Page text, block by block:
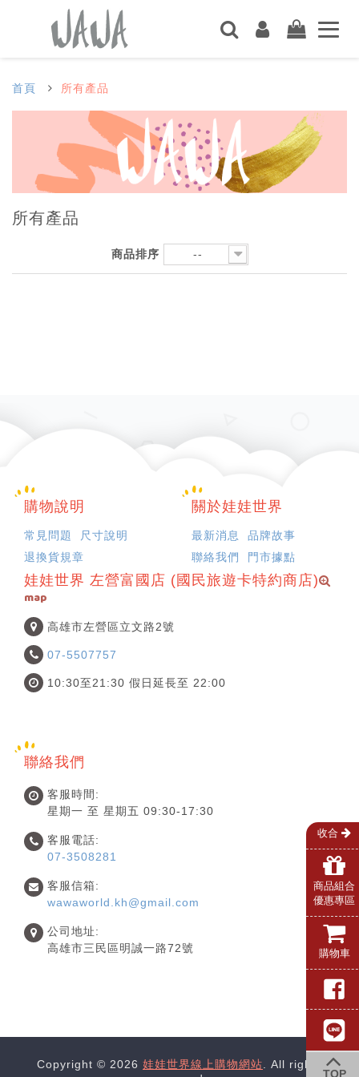
首頁 所有產品
所有產品
商品排序 --
購物說明
常見問題
尺寸說明
退換貨規章
關於娃娃世界
最新消息
品牌故事
聯絡我們
門市據點
娃娃世界 左營富國店 (國民旅遊卡特約商店)
map
高雄市左營區立文路2號
07-5507757
10:30至21:30 假日延長至 22:00
聯絡我們
客服時間:
星期一 至 星期五 09:30-17:30
客服電話:
07-3508281
客服信箱:
wawaworld.kh@gmail.com
公司地址:
高雄市三民區明誠一路72號
Copyright © 2026 娃娃世界線上購物網站. All rights
收合
商品組合
優惠專區
購物車
TOP